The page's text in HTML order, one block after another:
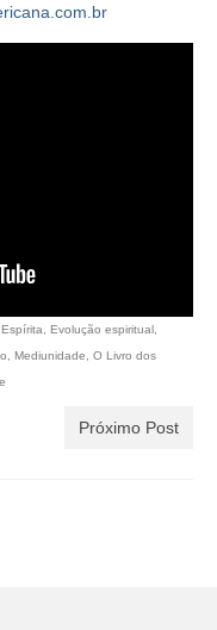
, Evolução espiritual,
, Mediunidade, O Livro dos
Próximo Post